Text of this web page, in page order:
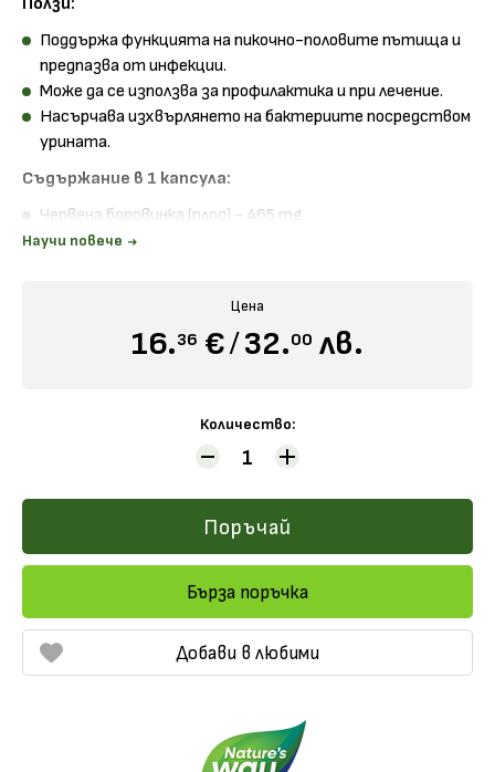
Ползи:
Поддържа функцията на пикочно-половите пътища и
предпазва от инфекции.
Може да се използва за профилактика и при лечение.
Насърчава изхвърлянето на бактериите посредством
урината.
Съдържание в 1 капсула:
Червена боровинка (плод) - 465 mg
Начин на прием:
максимална ефикасност пийте по 6-8 чаши вода или
други течности на ден.
Научи повече
Цена
16.36 €/32.00 лв.
Количество:
Поръчай
Бърза поръчка
Добави в любими